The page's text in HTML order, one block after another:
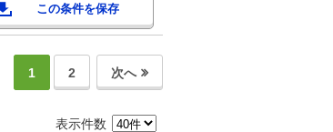
この条件を保存
1 2 次へ
表示件数